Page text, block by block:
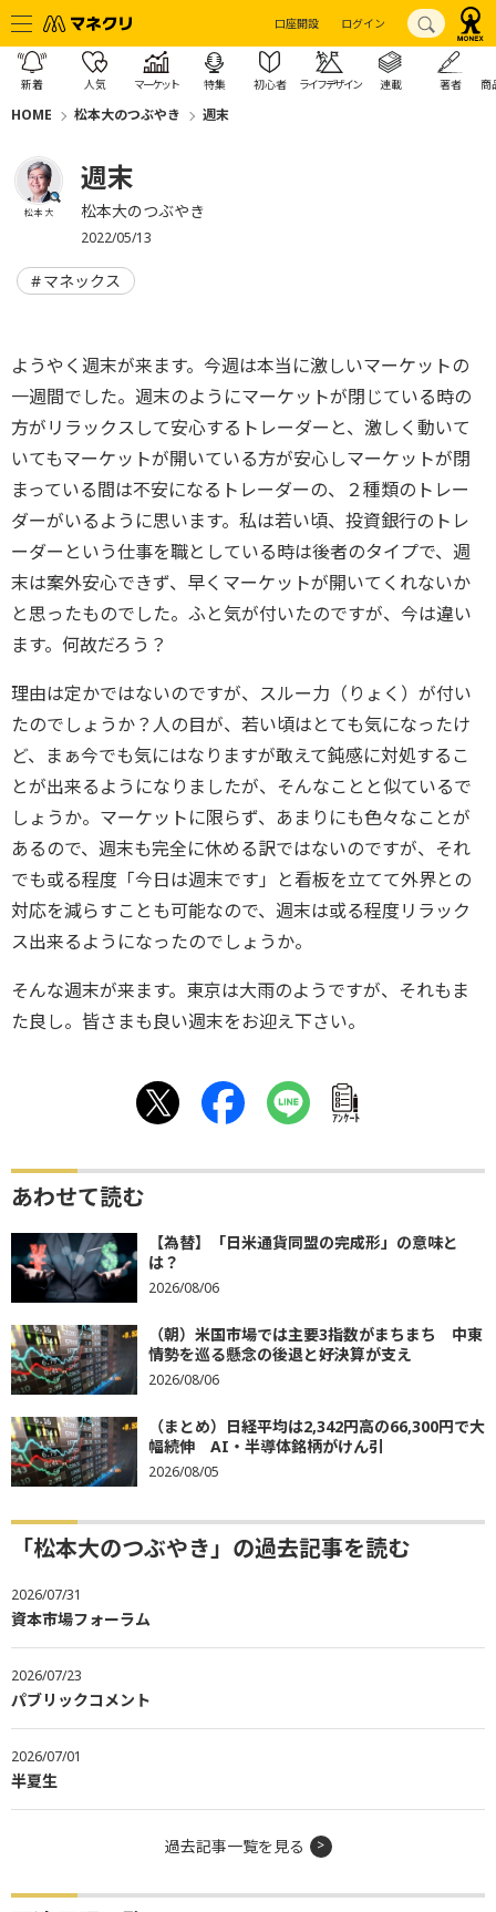
口座開設 ログイン
新着 人気 マーケット 特集 初心者 ライフデザイン 連載 著者 商
HOME 松本大のつぶやき 週末
松本 大
週末
松本大のつぶやき
2022/05/13
マネックス
ようやく週末が来ます。今週は本当に激しいマーケットの
一週間でした。週末のようにマーケットが閉じている時の
方がリラックスして安心するトレーダーと、激しく動いて
いてもマーケットが開いている方が安心しマーケットが閉
まっている間は不安になるトレーダーの、２種類のトレー
ダーがいるように思います。私は若い頃、投資銀行のトレ
ーダーという仕事を職としている時は後者のタイプで、週
末は案外安心できず、早くマーケットが開いてくれないか
と思ったものでした。ふと気が付いたのですが、今は違い
ます。何故だろう？
理由は定かではないのですが、スルー力（りょく）が付い
たのでしょうか？人の目が、若い頃はとても気になったけ
ど、まぁ今でも気にはなりますが敢えて鈍感に対処するこ
とが出来るようになりましたが、そんなことと似ているで
しょうか。マーケットに限らず、あまりにも色々なことが
あるので、週末も完全に休める訳ではないのですが、それ
でも或る程度「今日は週末です」と看板を立てて外界との
対応を減らすことも可能なので、週末は或る程度リラック
ス出来るようになったのでしょうか。
そんな週末が来ます。東京は大雨のようですが、それもま
た良し。皆さまも良い週末をお迎え下さい。
ｱﾝｹｰﾄ
あわせて読む
【為替】「日米通貨同盟の完成形」の意味と
は？
2026/08/06
（朝）米国市場では主要3指数がまちまち 中東
情勢を巡る懸念の後退と好決算が支え
2026/08/06
（まとめ）日経平均は2,342円高の66,300円で大
幅続伸 AI・半導体銘柄がけん引
2026/08/05
「松本大のつぶやき」の過去記事を読む
2026/07/31
資本市場フォーラム
2026/07/23
パブリックコメント
2026/07/01
半夏生
過去記事一覧を見る